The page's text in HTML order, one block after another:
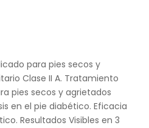
para pies secos y
Clase II A. Tratamiento
pies secos y agrietados
en el pie diabético. Eficacia
Resultados Visibles en 3